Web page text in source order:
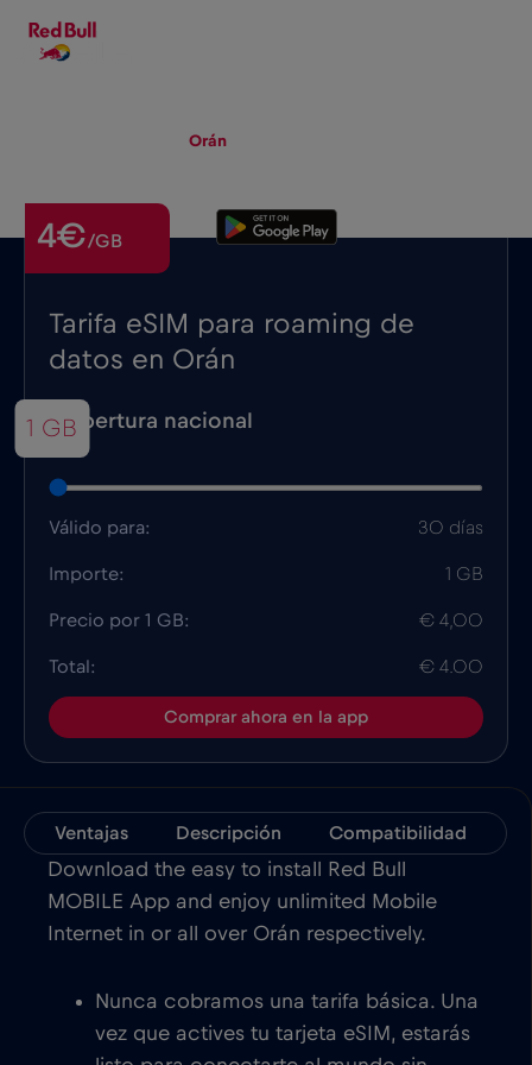
Orán
Tarifa eSIM para roaming de
datos en Orán
4€/GB
Cobertura nacional
1 GB
Válido para: 30 días
Importe: 1 GB
Precio por 1 GB: € 4,00
Total: € 4.00
Comprar ahora en la app
Ventajas Descripción Compatibilidad
Download the easy to install Red Bull
MOBILE App and enjoy unlimited Mobile
Internet in or all over Orán respectively.
Nunca cobramos una tarifa básica. Una
vez que actives tu tarjeta eSIM, estarás